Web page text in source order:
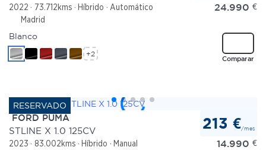
2022 73.712kms Híbrido
Automático
Madrid
24.990 €
Comparar
Blanco
+2
FORD PUMA
STLINE X 1.0 125CV
2023 83.002kms Híbrido
Manual
213 €/mes
14.990 €